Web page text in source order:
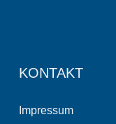
KONTAKT
Impressum